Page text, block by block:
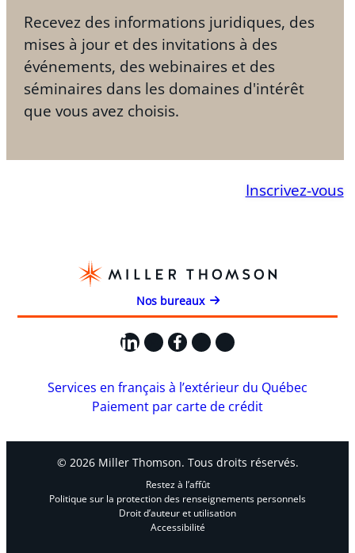
Recevez des informations juridiques, des
mises à jour et des invitations à des
événements, des webinaires et des
séminaires dans les domaines d'intérêt
que vous avez choisis.
Inscrivez-vous
Nos bureaux
LinkedIn
X Facebook
Instagram
YouTube
Services en français à l’extérieur du Québec
Paiement par carte de crédit
© 2026 Miller Thomson. Tous droits réservés.
Restez à l’affût
Politique sur la protection des renseignements personnels
Droit d’auteur et utilisation
Accessibilité